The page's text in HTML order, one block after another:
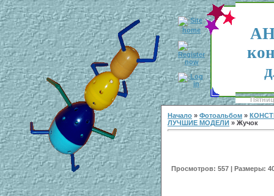
Начало » Фотоальбом »
ЛУЧШИЕ МОДЕЛИ » Жучок
Просмотров: 557 | Размеры: